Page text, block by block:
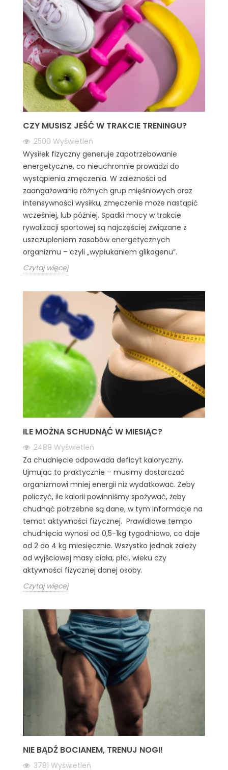
CZY MUSISZ JEŚĆ W TRAKCIE TRENINGU?
2500 Wyświetleń
Wysiłek fizyczny generuje zapotrzebowanie
energetyczne, co nieuchronnie prowadzi do
wystąpienia zmęczenia. W zależności od
zaangażowania różnych grup mięśniowych oraz
intensywności wysiłku, zmęczenie może nastąpić
wcześniej, lub później. Spadki mocy w trakcie
rywalizacji sportowej są najczęściej związane z
uszczupleniem zasobów energetycznych
organizmu – czyli „wypłukaniem glikogenu”.
Czytaj więcej
ILE MOŻNA SCHUDNĄĆ W MIESIĄC?
2489 Wyświetleń
Za chudnięcie odpowiada deficyt kaloryczny.
Ujmując to praktycznie – musimy dostarczać
organizmowi mniej energii niż wydatkować. Żeby
policzyć, ile kalorii powinniśmy spożywać, żeby
chudnąć potrzebne są dane, w tym informacje na
temat aktywności fizycznej. Prawidłowe tempo
chudnięcia wynosi od 0,5-1kg tygodniowo, co daje
od 2 do 4 kg miesięcznie. Wszystko jednak zależy
od wyjściowej masy ciała, płci, wieku czy
aktywności fizycznej danej osoby.
Czytaj więcej
NIE BĄDŹ BOCIANEM, TRENUJ NOGI!
3781 Wyświetleń